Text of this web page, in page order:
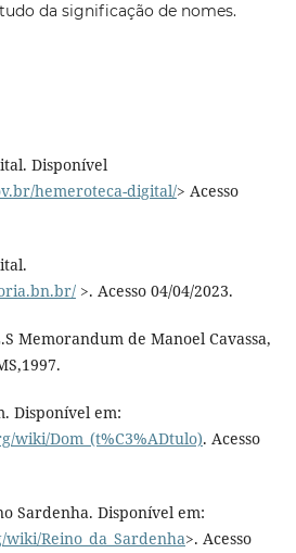
da significação de nomes.
Disponível
hemeroteca-digital/> Acesso
>. Acesso 04/04/2023.
Memorandum de Manoel Cavassa,
Disponível em:
wiki/Dom_(t%C3%ADtulo). Acesso
Sardenha. Disponível em:
Reino_da_Sardenha>. Acesso